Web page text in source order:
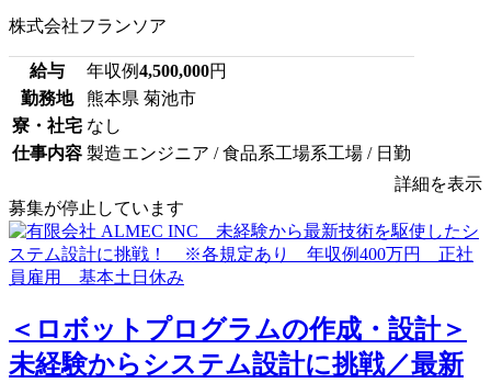
株式会社フランソア
給与 年収例4,500,000円
勤務地
熊本県 菊池市
寮・社宅 なし
仕事内容 製造エンジニア / 食品系工場系工場 / 日勤
詳細を表示
募集が停止しています
＜ロボットプログラムの作成・設計＞
未経験からシステム設計に挑戦／最新